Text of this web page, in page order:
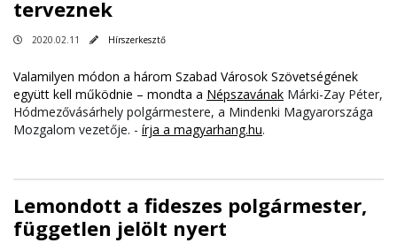
terveznek
2020.02.11 Hírszerkesztő
Valamilyen módon a három Szabad Városok Szövetségének
együtt kell működnie – mondta a Népszavának Márki-Zay Péter,
Hódmezővásárhely polgármestere, a Mindenki Magyarországa
Mozgalom vezetője. - írja a magyarhang.hu.
Lemondott a fideszes polgármester,
független jelölt nyert